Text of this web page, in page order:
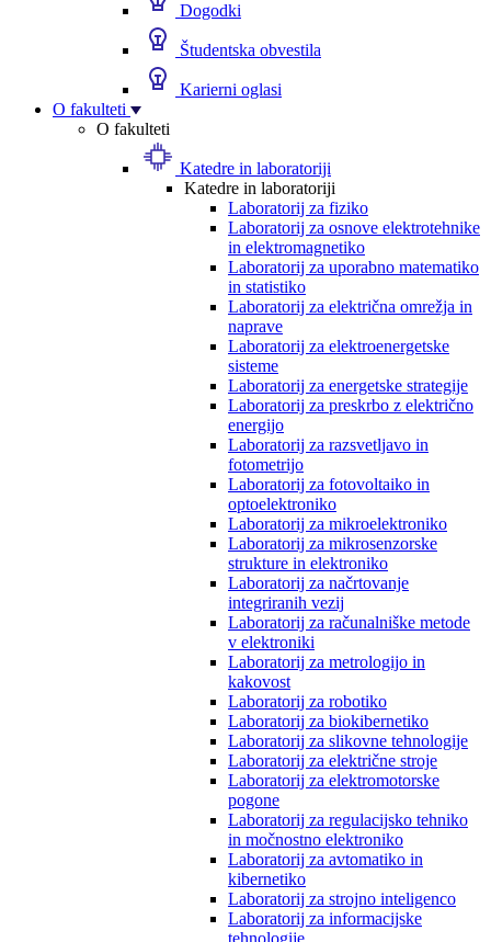
Dogodki
Študentska obvestila
Karierni oglasi
O fakulteti
O fakulteti
Katedre in laboratoriji
Katedre in laboratoriji
Laboratorij za fiziko
Laboratorij za osnove elektrotehnike
in elektromagnetiko
Laboratorij za uporabno matematiko
in statistiko
Laboratorij za električna omrežja in
naprave
Laboratorij za elektroenergetske
sisteme
Laboratorij za energetske strategije
Laboratorij za preskrbo z električno
energijo
Laboratorij za razsvetljavo in
fotometrijo
Laboratorij za fotovoltaiko in
optoelektroniko
Laboratorij za mikroelektroniko
Laboratorij za mikrosenzorske
strukture in elektroniko
Laboratorij za načrtovanje
integriranih vezij
Laboratorij za računalniške metode
v elektroniki
Laboratorij za metrologijo in
kakovost
Laboratorij za robotiko
Laboratorij za biokibernetiko
Laboratorij za slikovne tehnologije
Laboratorij za električne stroje
Laboratorij za elektromotorske
pogone
Laboratorij za regulacijsko tehniko
in močnostno elektroniko
Laboratorij za avtomatiko in
kibernetiko
Laboratorij za strojno inteligenco
Laboratorij za informacijske
tehnologije